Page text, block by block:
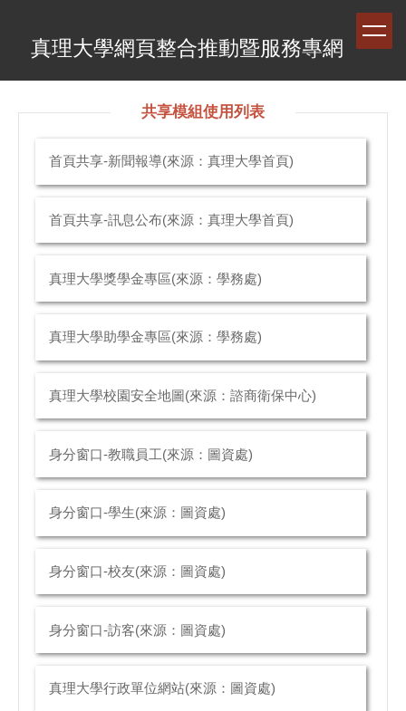
真理大學網頁整合推動暨服務專網
共享模組使用列表
首頁共享-新聞報導(來源：真理大學首頁)
首頁共享-訊息公布(來源：真理大學首頁)
真理大學獎學金專區(來源：學務處)
真理大學助學金專區(來源：學務處)
真理大學校園安全地圖(來源：諮商衛保中心)
身分窗口-教職員工(來源：圖資處)
身分窗口-學生(來源：圖資處)
身分窗口-校友(來源：圖資處)
身分窗口-訪客(來源：圖資處)
真理大學行政單位網站(來源：圖資處)